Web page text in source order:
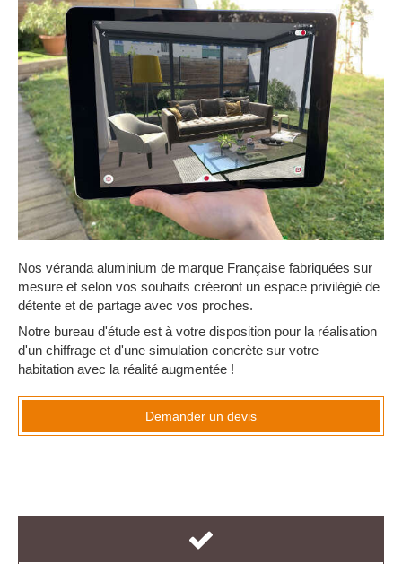
Nos véranda aluminium de marque Française fabriquées sur
mesure et selon vos souhaits créeront un espace privilégié de
détente et de partage avec vos proches.
Notre bureau d'étude est à votre disposition pour la réalisation
d'un chiffrage et d'une simulation concrète sur votre
habitation avec la réalité augmentée !
Demander un devis